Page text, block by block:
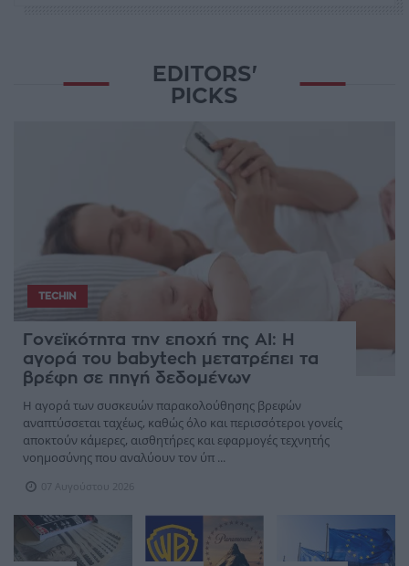
EDITORS'
PICKS
TECHIN
Γονεϊκότητα την εποχή της AI: Η
αγορά του babytech μετατρέπει τα
βρέφη σε πηγή δεδομένων
Η αγορά των συσκευών παρακολούθησης βρεφών
αναπτύσσεται ταχέως, καθώς όλο και περισσότεροι γονείς
αποκτούν κάμερες, αισθητήρες και εφαρμογές τεχνητής
νοημοσύνης που αναλύουν τον ύπ ...
07 Αυγούστου 2026